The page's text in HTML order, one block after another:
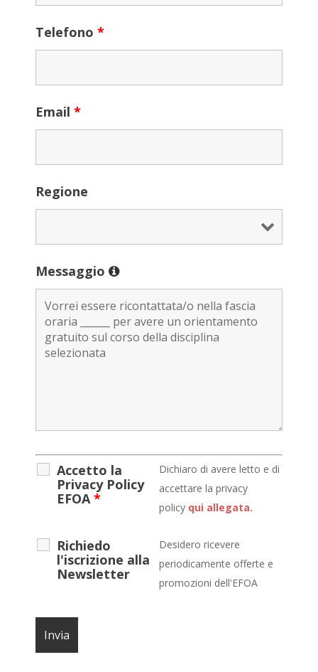
Telefono *
Email *
Regione
Messaggio
Accetto la
Privacy Policy
EFOA*
Dichiaro di avere letto e di
accettare la privacy
policy qui allegata.
Richiedo
l'iscrizione alla
Newsletter
Desidero ricevere
periodicamente offerte e
promozioni dell'EFOA